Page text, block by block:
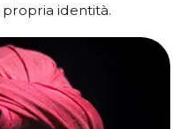
identità.